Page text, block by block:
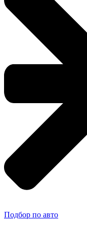
Подбор по авто